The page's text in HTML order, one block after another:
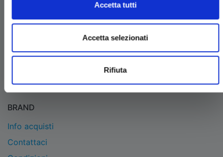
Accetta tutti
Accetta selezionati
Rifiuta
- 06134 Bosco (Perugia)
P.IVA 03850300546
+39 075 591 8353
- per informazioni
acquistaonline@starcomics.com
BRAND
Info acquisti
Contattaci